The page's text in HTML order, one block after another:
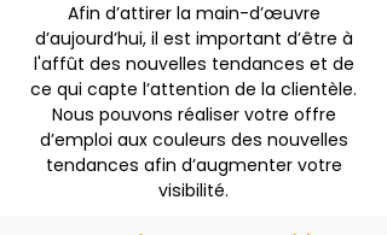
Afin d’attirer la main-d’œuvre
d’aujourd’hui, il est important d’être à
l'affût des nouvelles tendances et de
ce qui capte l’attention de la clientèle.
Nous pouvons réaliser votre offre
d’emploi aux couleurs des nouvelles
tendances afin d’augmenter votre
visibilité.